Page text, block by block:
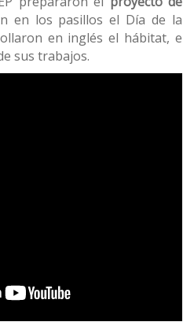
en los pasillos el Día de la
en inglés el hábitat, e
sus trabajos.